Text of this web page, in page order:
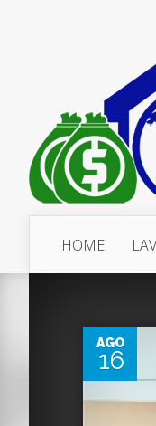
HOME
AGO
16